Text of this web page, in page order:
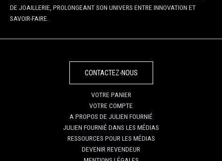
DE JOAILLERIE, PROLONGEANT SON UNIVERS ENTRE INNOVATION ET
SAVOIR-FAIRE.
CONTACTEZ-NOUS
VOTRE PANIER
VOTRE COMPTE
A PROPOS DE JULIEN FOURNIÉ
JULIEN FOURNIÉ DANS LES MÉDIAS
RESSOURCES POUR LES MÉDIAS
DEVENIR REVENDEUR